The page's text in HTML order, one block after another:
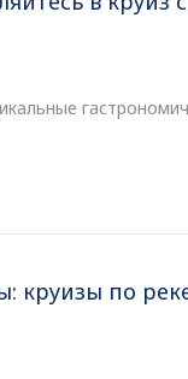
круизы по